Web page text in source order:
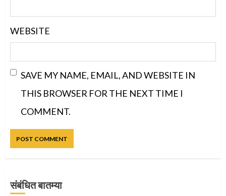
WEBSITE
SAVE MY NAME, EMAIL, AND WEBSITE IN
THIS BROWSER FOR THE NEXT TIME I
COMMENT.
संबंधित बातम्या